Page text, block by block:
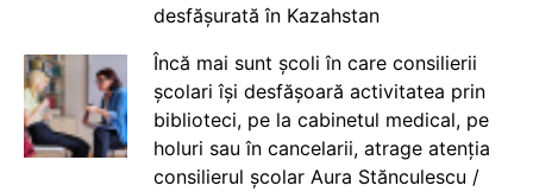
desfășurată în Kazahstan
Încă mai sunt școli în care consilierii
școlari își desfășoară activitatea prin
biblioteci, pe la cabinetul medical, pe
holuri sau în cancelarii, atrage atenția
consilierul școlar Aura Stănculescu /